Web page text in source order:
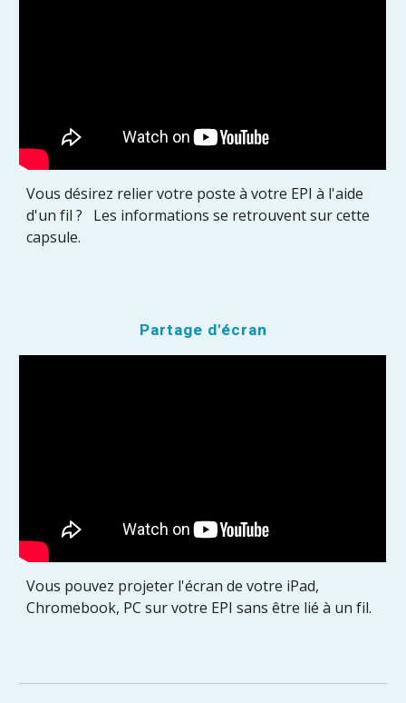
Vous désirez relier votre poste à votre EPI à l'aide
d'un fil ? Les informations se retrouvent sur cette
capsule.
Partage d'écran
Vous pouvez projeter l'écran de votre iPad,
Chromebook, PC sur votre EPI sans être lié à un fil.